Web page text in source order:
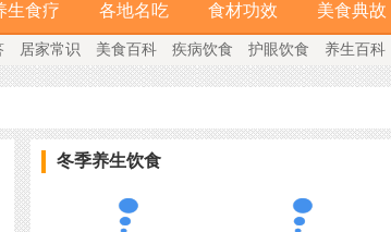
生食疗 各地名吃 食材功效 美食典故
居家常识 美食百科 疾病饮食 护眼饮食 养生百科
冬季养生饮食